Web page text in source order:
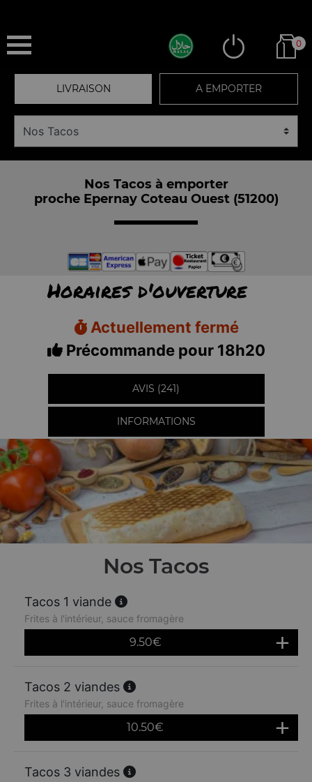
0
LIVRAISON A EMPORTER
Nos Tacos à emporter
proche Epernay Coteau Ouest (51200)
Horaires d'ouverture
Actuellement fermé
Précommande pour 18h20
AVIS (241)
INFORMATIONS
Nos Tacos
Tacos 1 viande
Frites à l'intérieur, sauce fromagère
9.50€
Tacos 2 viandes
Frites à l'intérieur, sauce fromagère
10.50€
Tacos 3 viandes